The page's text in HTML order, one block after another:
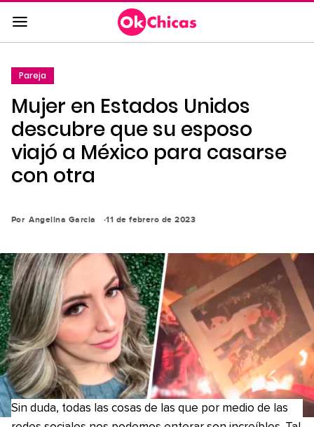
Saltar
al
contenido
a
la
navegación
principal
Pareja
Mujer en Estados Unidos
descubre que su esposo
viajó a México para casarse
con otra
Por Angelina Garcia 11 de febrero de 2023
Sin duda, todas las cosas de las que por medio de las